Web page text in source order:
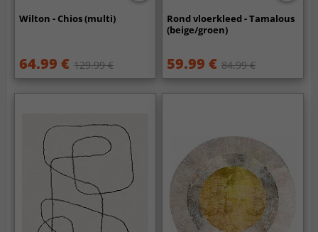
Wilton - Chios (multi)
64.99 € 129.99 €
Rond vloerkleed - Tamalous
(beige/groen)
59.99 € 84.99 €